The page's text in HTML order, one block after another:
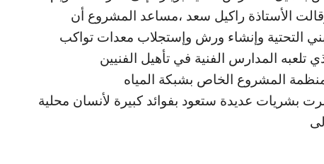
الأستاذة راكيل سعد ،مساعد المشروع أن
التحتية وإنشاء ورش وإستجلاب معدات تواكب
تلعبه المدارس الفنية في تأهيل الفنيين
المشروع الخاص بشبكة المياه
بشريات عديدة ستعود بفوائد كبيرة لأنسان محلية